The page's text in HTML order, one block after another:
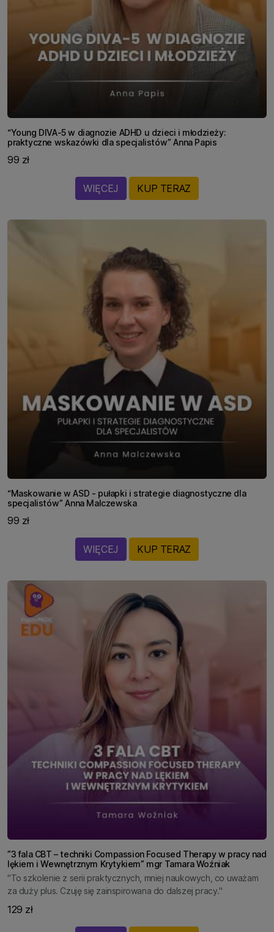
“Young DIVA-5 w diagnozie ADHD u dzieci i młodzieży:
praktyczne wskazówki dla specjalistów” Anna Papis
99 zł
WIĘCEJ KUP TERAZ
“Maskowanie w ASD - pułapki i strategie diagnostyczne dla
specjalistów” Anna Malczewska
99 zł
WIĘCEJ KUP TERAZ
”3 fala CBT – techniki Compassion Focused Therapy w pracy nad
lękiem i Wewnętrznym Krytykiem” mgr Tamara Woźniak
"To szkolenie z serii praktycznych, mniej naukowych, co uważam
za duży plus. Czuję się zainspirowana do dalszej pracy."
129 zł